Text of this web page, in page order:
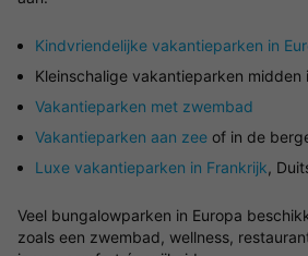
Kindvriendelijke vakantieparken in
Kleinschalige vakantieparken midden
Vakantieparken met zwembad
Vakantieparken aan zee of in de
Luxe vakantieparken in Frankrijk,
Veel bungalowparken in Europa
zoals een zwembad, wellness,